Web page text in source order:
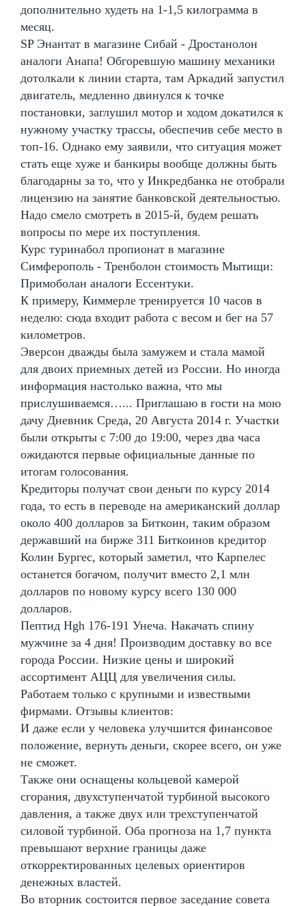
дополнительно худеть на 1-1,5 килограмма в
месяц.
SP Энантат в магазине Сибай - Дростанолон
аналоги Анапа! Обгоревшую машину механики
дотолкали к линии старта, там Аркадий запустил
двигатель, медленно двинулся к точке
постановки, заглушил мотор и ходом докатился к
нужному участку трассы, обеспечив себе место в
топ-16. Однако ему заявили, что ситуация может
стать еще хуже и банкиры вообще должны быть
благодарны за то, что у Инкредбанка не отобрали
лицензию на занятие банковской деятельностью.
Надо смело смотреть в 2015-й, будем решать
вопросы по мере их поступления.
Курс туринабол пропионат в магазине
Симферополь - Тренболон стоимость Мытищи:
Примоболан аналоги Ессентуки.
К примеру, Киммерле тренируется 10 часов в
неделю: сюда входит работа с весом и бег на 57
километров.
Эверсон дважды была замужем и стала мамой
для двоих приемных детей из России. Но иногда
информация настолько важна, что мы
прислушиваемся…... Приглашаю в гости на мою
дачу Дневник Среда, 20 Августа 2014 г. Участки
были открыты с 7:00 до 19:00, через два часа
ожидаются первые официальные данные по
итогам голосования.
Кредиторы получат свои деньги по курсу 2014
года, то есть в переводе на американский доллар
около 400 долларов за Биткоин, таким образом
державший на бирже 311 Биткоинов кредитор
Колин Бургес, который заметил, что Карпелес
останется богачом, получит вместо 2,1 млн
долларов по новому курсу всего 130 000
долларов.
Пептид Hgh 176-191 Унеча. Накачать спину
мужчине за 4 дня! Производим доставку во все
города России. Низкие цены и широкий
ассортимент АЦЦ для увеличения силы.
Работаем только с крупными и извествыми
фирмами. Отзывы клиентов:
И даже если у человека улучшится финансовое
положение, вернуть деньги, скорее всего, он уже
не сможет.
Также они оснащены кольцевой камерой
сгорания, двухступенчатой турбиной высокого
давления, а также двух или трехступенчатой
силовой турбиной. Оба прогноза на 1,7 пункта
превышают верхние границы даже
откорректированных целевых ориентиров
денежных властей.
Во вторник состоится первое заседание совета